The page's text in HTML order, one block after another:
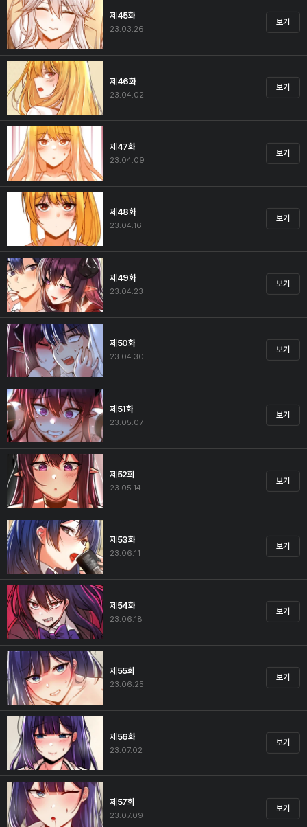
제45화
23.03.26
보기
제46화
23.04.02
보기
제47화
23.04.09
보기
제48화
23.04.16
보기
제49화
23.04.23
보기
제50화
23.04.30
보기
제51화
23.05.07
보기
제52화
23.05.14
보기
제53화
23.06.11
보기
제54화
23.06.18
보기
제55화
23.06.25
보기
제56화
23.07.02
보기
제57화
23.07.09
보기